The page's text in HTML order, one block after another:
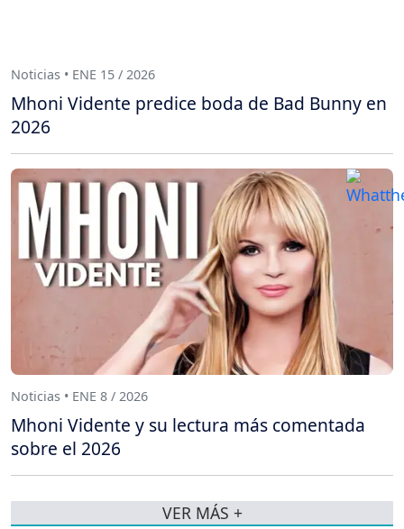
Noticias • ENE 15 / 2026
Mhoni Vidente predice boda de Bad Bunny en
2026
Noticias • ENE 8 / 2026
Mhoni Vidente y su lectura más comentada
sobre el 2026
VER MÁS +